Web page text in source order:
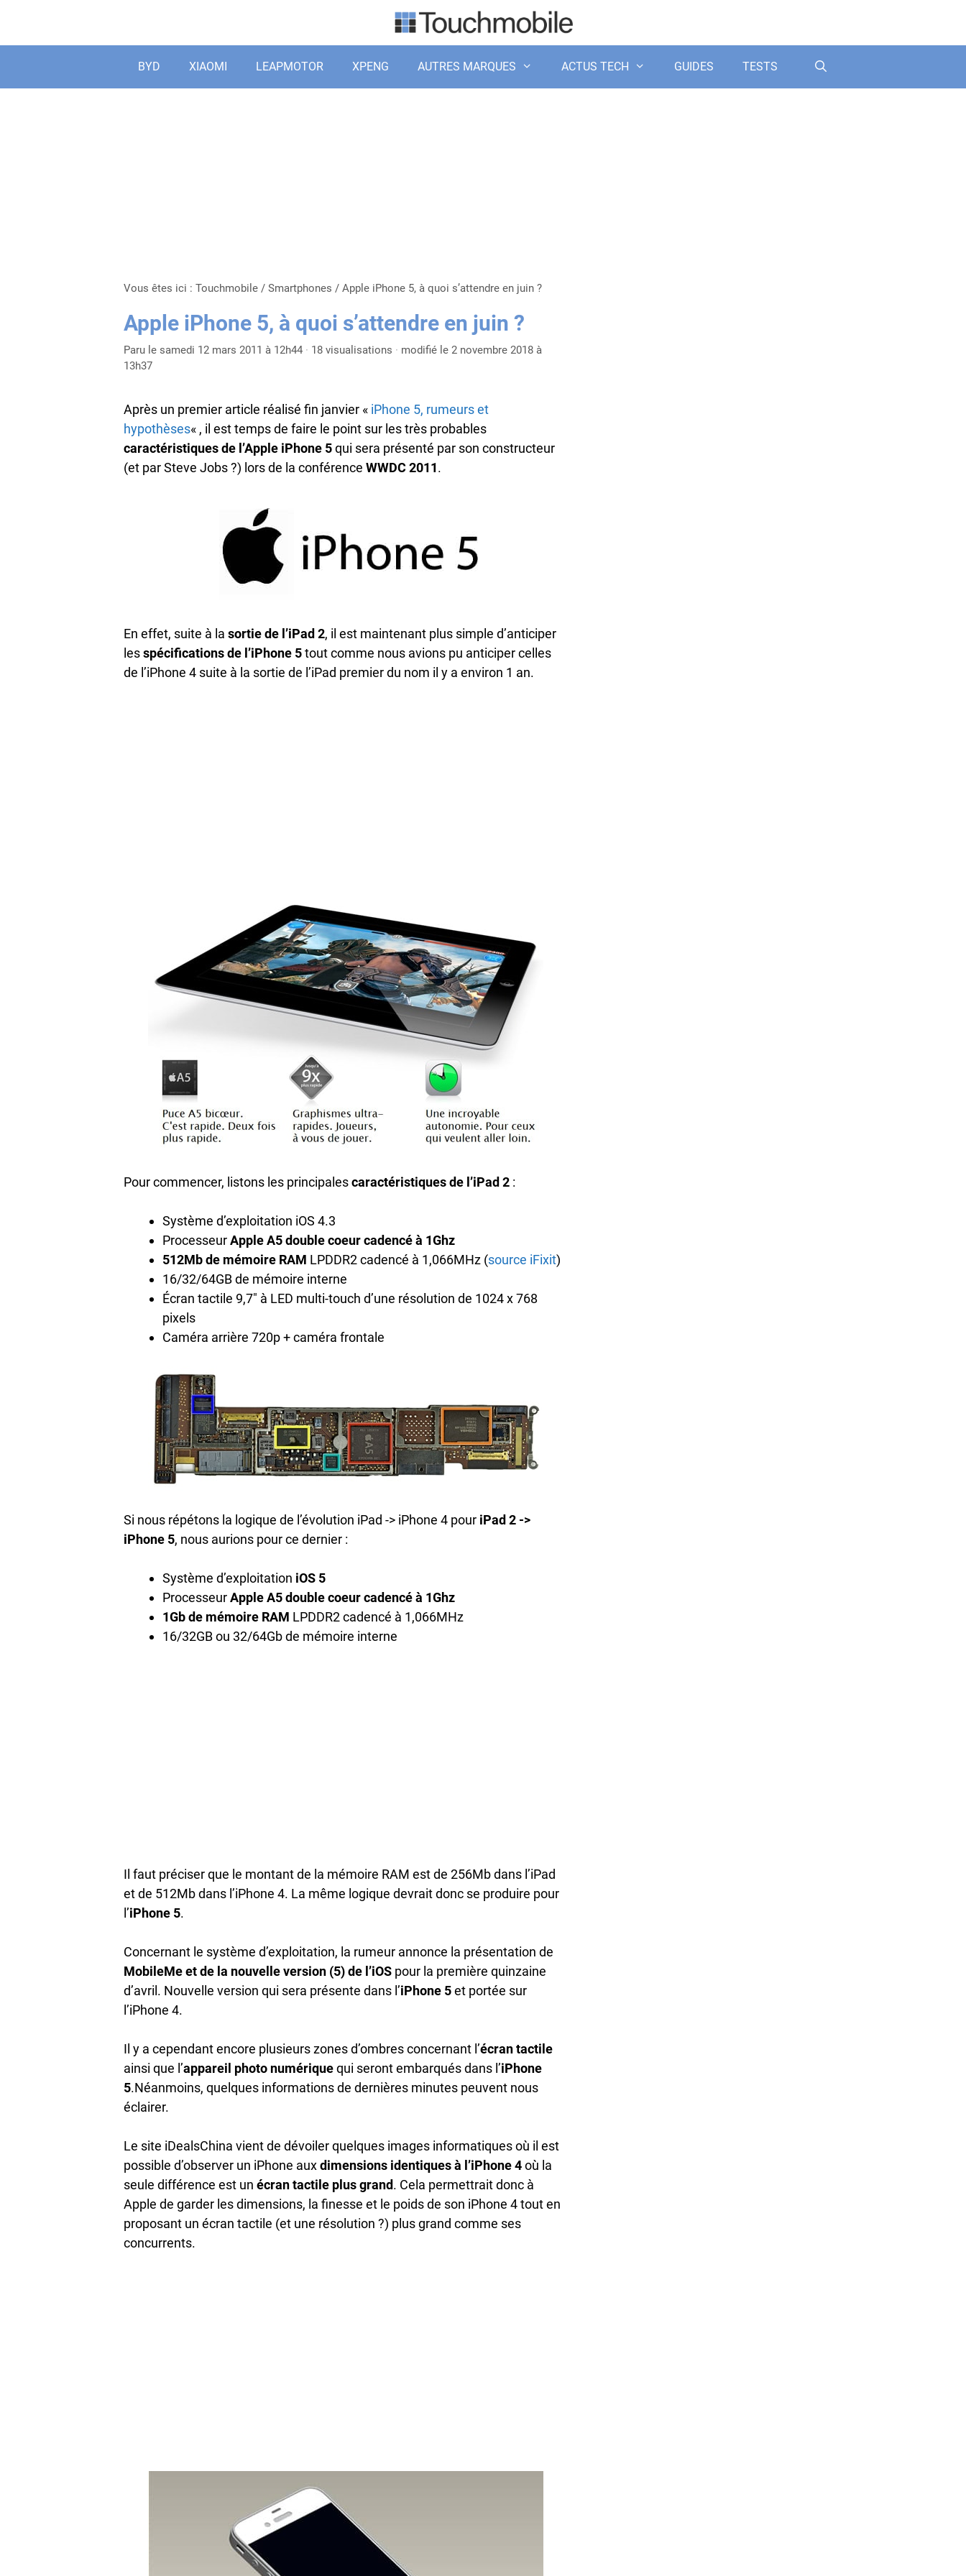
contenu
BYD XIAOMI LEAPMOTOR XPENG AUTRES MARQUES ACTUS TECH GUIDES TESTS
Vous êtes ici : Touchmobile / Smartphones / Apple iPhone 5, à quoi s’attendre en juin ?
Apple iPhone 5, à quoi s’attendre en juin ?
Paru le samedi 12 mars 2011 à 12h44 · 18 visualisations · modifié le 2 novembre 2018 à
13h37
Après un premier article réalisé fin janvier « iPhone 5, rumeurs et
hypothèses« , il est temps de faire le point sur les très probables
caractéristiques de l’Apple iPhone 5qui sera présenté par son constructeur
(et par Steve Jobs ?) lors de la conférence WWDC 2011.
En effet, suite à la sortie de l’iPad 2, il est maintenant plus simple d’anticiper
lesspécifications de l’iPhone 5tout comme nous avions pu anticiper celles
de l’iPhone 4 suite à la sortie de l’iPad premier du nom il y a environ 1 an.
Pour commencer, listons les principalescaractéristiques de l’iPad 2 :
Système d’exploitation iOS 4.3
ProcesseurApple A5 double coeur cadencé à 1Ghz
512Mb de mémoire RAM LPDDR2 cadencé à 1,066MHz (source iFixit)
16/32/64GB de mémoire interne
Écran tactile 9,7″ à LED multi-touch d’une résolution de 1024 x 768
pixels
Caméra arrière 720p + caméra frontale
Si nous répétons la logique de l’évolution iPad -> iPhone 4 pour iPad 2 ->
iPhone 5, nous aurions pour ce dernier :
Système d’exploitation iOS 5
ProcesseurApple A5 double coeur cadencé à 1Ghz
1Gb de mémoire RAM LPDDR2 cadencé à 1,066MHz
16/32GB ou 32/64Gb de mémoire interne
Il faut préciser que le montant de la mémoire RAM est de 256Mb dans l’iPad
et de 512Mb dans l’iPhone 4. La même logique devrait donc se produire pour
l’iPhone 5.
Concernant le système d’exploitation, la rumeur annonce la présentation de
MobileMe et de la nouvelle version (5) de l’iOS pour la première quinzaine
d’avril. Nouvelle version qui sera présente dans l’iPhone 5et portée sur
l’iPhone 4.
Il y a cependant encore plusieurs zones d’ombres concernant l’écran tactile
ainsi que l’appareil photo numériquequi seront embarqués dans l’iPhone
5.Néanmoins, quelques informations de dernières minutes peuvent nous
éclairer.
Le site iDealsChina vient de dévoiler quelques images informatiques où il est
possible d’observer un iPhone auxdimensions identiques à l’iPhone 4où la
seule différence est un écran tactile plus grand. Cela permettrait donc à
Apple de garder les dimensions, la finesse et le poids de son iPhone 4 tout en
proposant un écran tactile (et une résolution ?) plus grand comme ses
concurrents.